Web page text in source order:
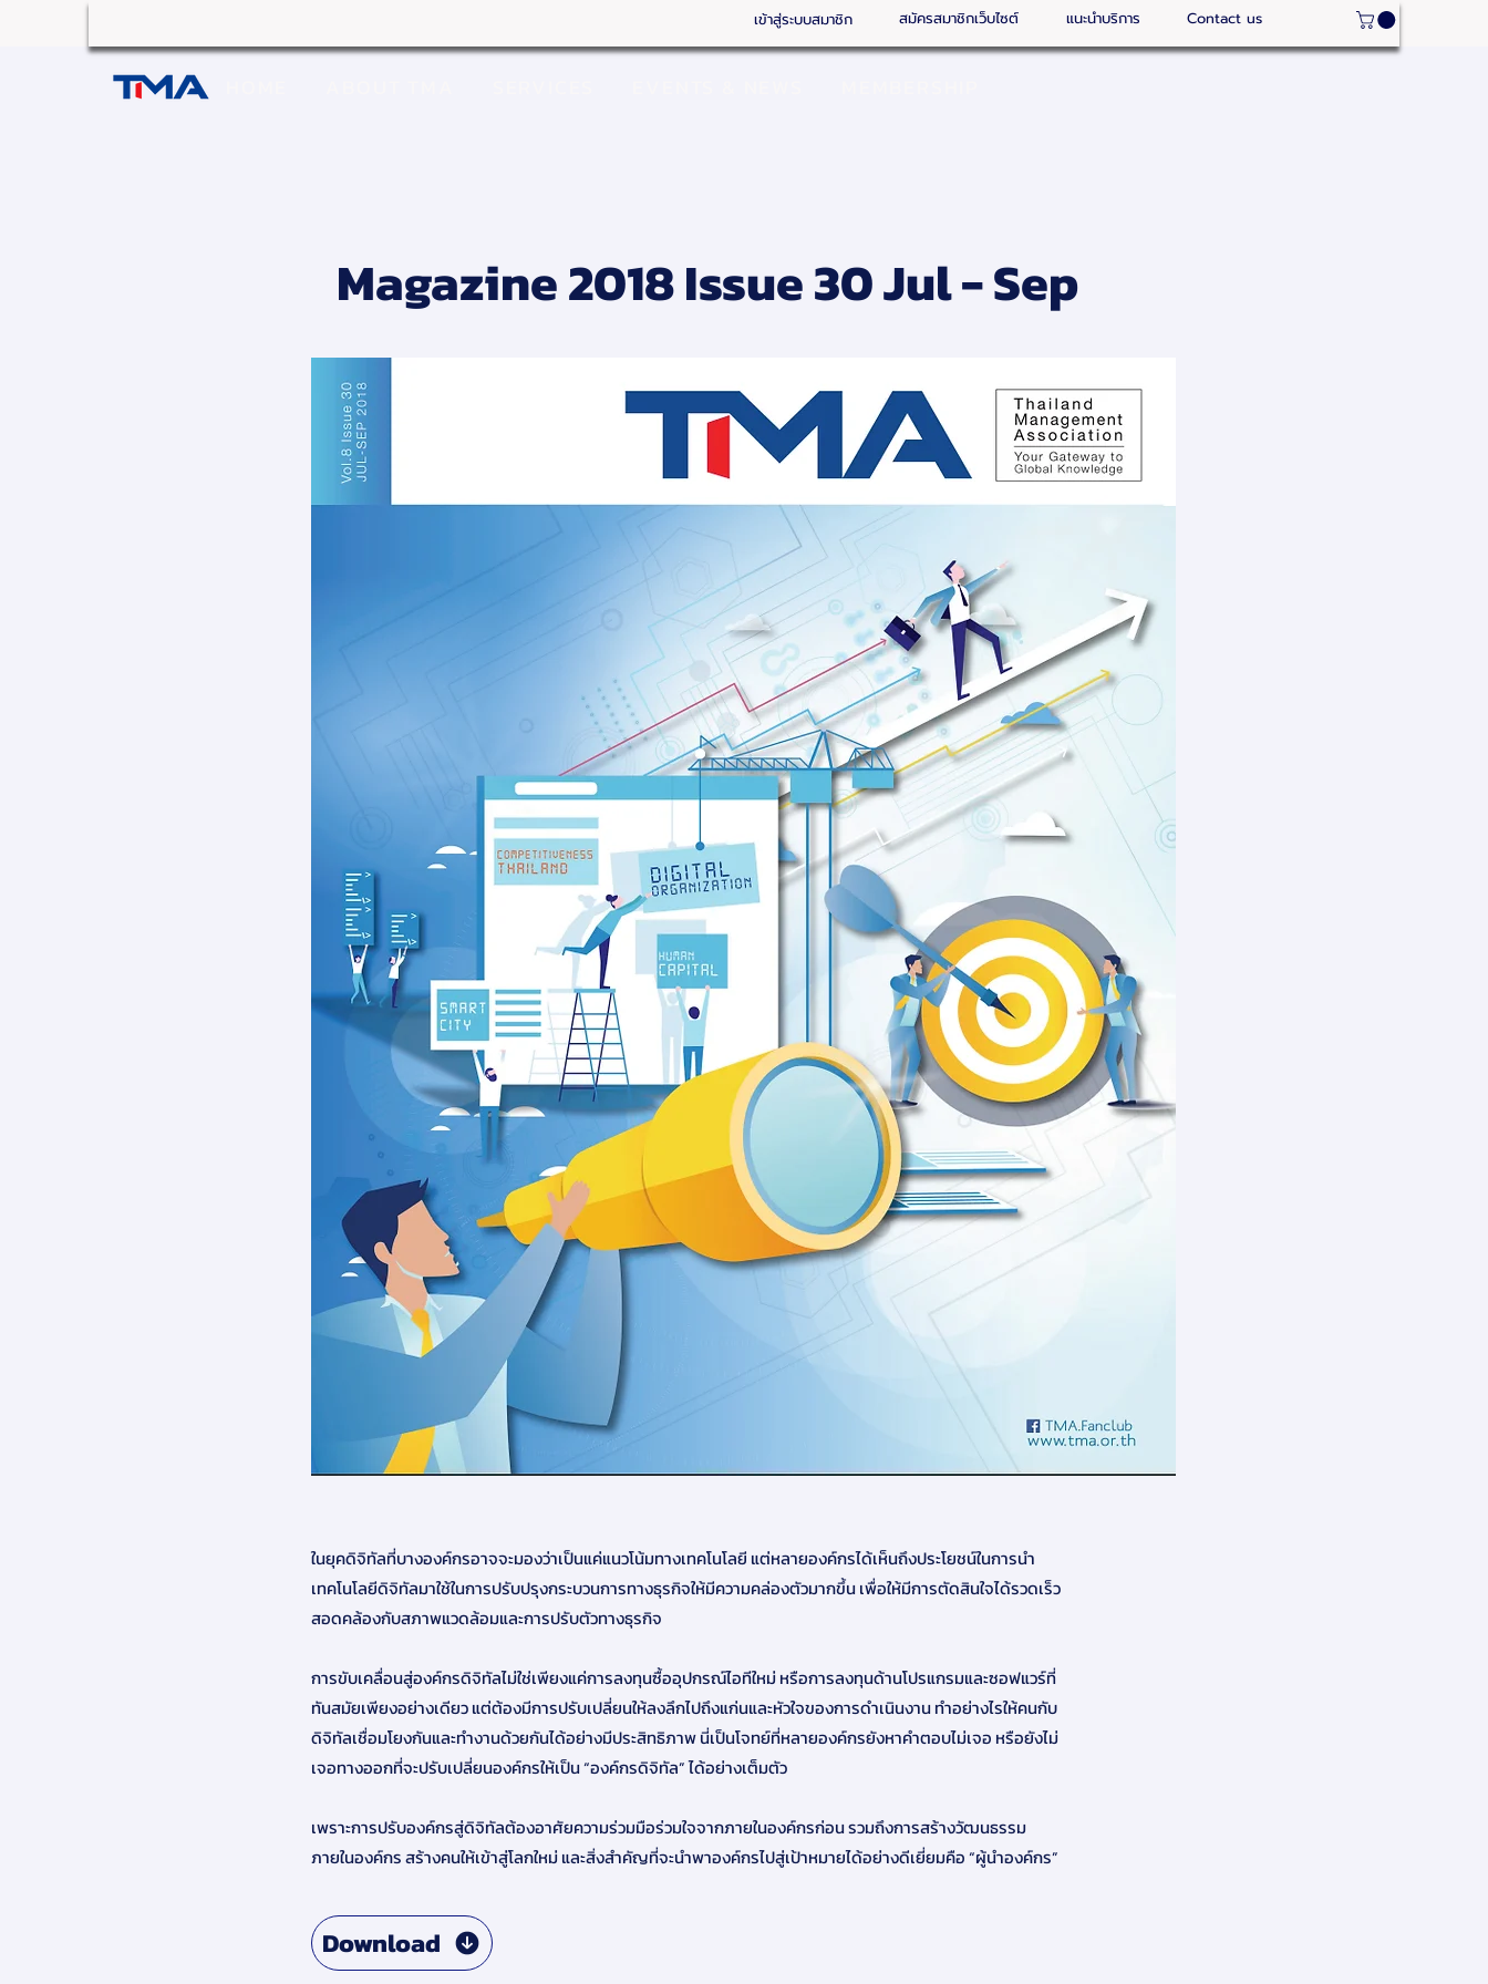
เข้าสู่ระบบสมาชิก สมัครสมาชิกเว็บไซต์ แนะนำบริการ Contact us
Magazine 2018 Issue 30 Jul - Sep
ในยุคดิจิทัลที่บางองค์กรอาจจะมองว่าเป็นแค่แนวโน้มทางเทคโนโลยี แต่หลายองค์กรได้เห็นถึงประโยชน์ในการนำ
เทคโนโลยีดิจิทัลมาใช้ในการปรับปรุงกระบวนการทางธุรกิจให้มีความคล่องตัวมากขึ้น เพื่อให้มีการตัดสินใจได้รวดเร็ว
สอดคล้องกับสภาพแวดล้อมและการปรับตัวทางธุรกิจ
การขับเคลื่อนสู่องค์กรดิจิทัลไม่ใช่เพียงแค่การลงทุนซื้ออุปกรณ์ไอทีใหม่ หรือการลงทุนด้านโปรแกรมและซอฟแวร์ที่
ทันสมัยเพียงอย่างเดียว แต่ต้องมีการปรับเปลี่ยนให้ลงลึกไปถึงแก่นและหัวใจของการดำเนินงาน ทำอย่างไรให้คนกับ
ดิจิทัลเชื่อมโยงกันและทำงานด้วยกันได้อย่างมีประสิทธิภาพ นี่เป็นโจทย์ที่หลายองค์กรยังหาคำตอบไม่เจอ หรือยังไม่
เจอทางออกที่จะปรับเปลี่ยนองค์กรให้เป็น “องค์กรดิจิทัล” ได้อย่างเต็มตัว
เพราะการปรับองค์กรสู่ดิจิทัลต้องอาศัยความร่วมมือร่วมใจจากภายในองค์กรก่อน รวมถึงการสร้างวัฒนธรรม
ภายในองค์กร สร้างคนให้เข้าสู่โลกใหม่ และสิ่งสำคัญที่จะนำพาองค์กรไปสู่เป้าหมายได้อย่างดีเยี่ยมคือ “ผู้นำองค์กร”
Download